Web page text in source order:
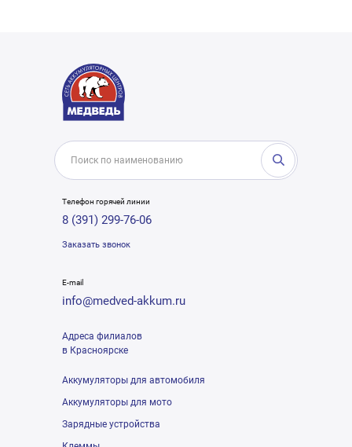
Телефон горячей линии
8 (391) 299-76-06
Заказать звонок
E-mail
info@medved-akkum.ru
Адреса филиалов
в Красноярске
Аккумуляторы для автомобиля
Аккумуляторы для мото
Зарядные устройства